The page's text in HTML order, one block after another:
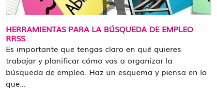
HERRAMIENTAS PARA LA BÚSQUEDA DE EMPLEO
RRSS
Es importante que tengas claro en qué quieres
trabajar y planificar cómo vas a organizar la
búsqueda de empleo. Haz un esquema y piensa en lo
que...